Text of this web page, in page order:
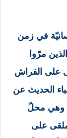
في زمن
مرّوا
على الفراش
الحديث عن
وهي محلّ
على